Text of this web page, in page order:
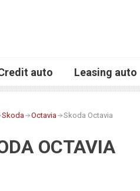
auto Leasing auto
Skoda Octavia Skoda Octavia
OCTAVIA